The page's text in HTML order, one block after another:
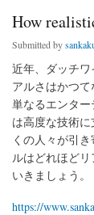
How
Submitted by
近年、ダッチ
アルさはかつ
単なるエンタ
は高度な技術
くの人々が引
ルはどれほど
いきましょう。
https://